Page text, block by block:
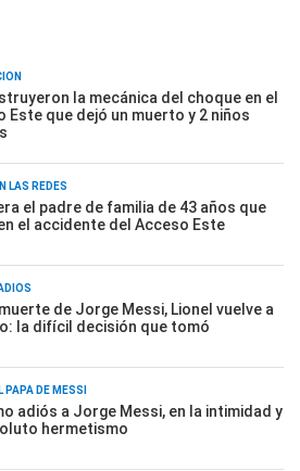
la mecánica del choque en el
Este que dejó un muerto y 2 niños
LAS REDES
el padre de familia de 43 años que
el accidente del Acceso Este
de Jorge Messi, Lionel vuelve a
la difícil decisión que tomó
PAPÁ DE MESSI
adiós a Jorge Messi, en la intimidad y
hermetismo